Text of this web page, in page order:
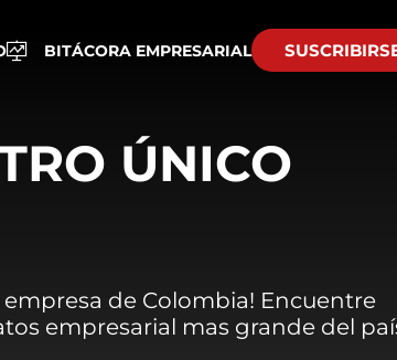
BITÁCORA EMPRESARIAL
ÚNICO
de Colombia! Encuentre
empresarial mas grande del